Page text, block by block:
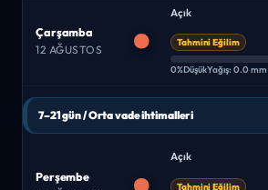
Çarşamba
12 AĞUSTOS
Açık
Tahmini Eğilim
0%DüşükYağış: 0.0 mm
7–21 gün / Orta vade ihtimalleri
Perşembe
Açık
Tahmini Eğilim